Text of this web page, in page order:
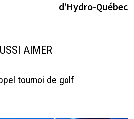
d’Hydro-Québec
AIMER
tournoi de golf